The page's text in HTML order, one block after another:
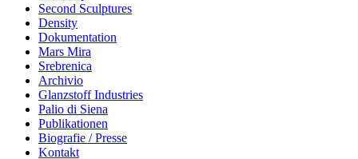
Second Sculptures
Density
Dokumentation
Mars Mira
Srebrenica
Archivio
Glanzstoff Industries
Palio di Siena
Publikationen
Biografie / Presse
Kontakt